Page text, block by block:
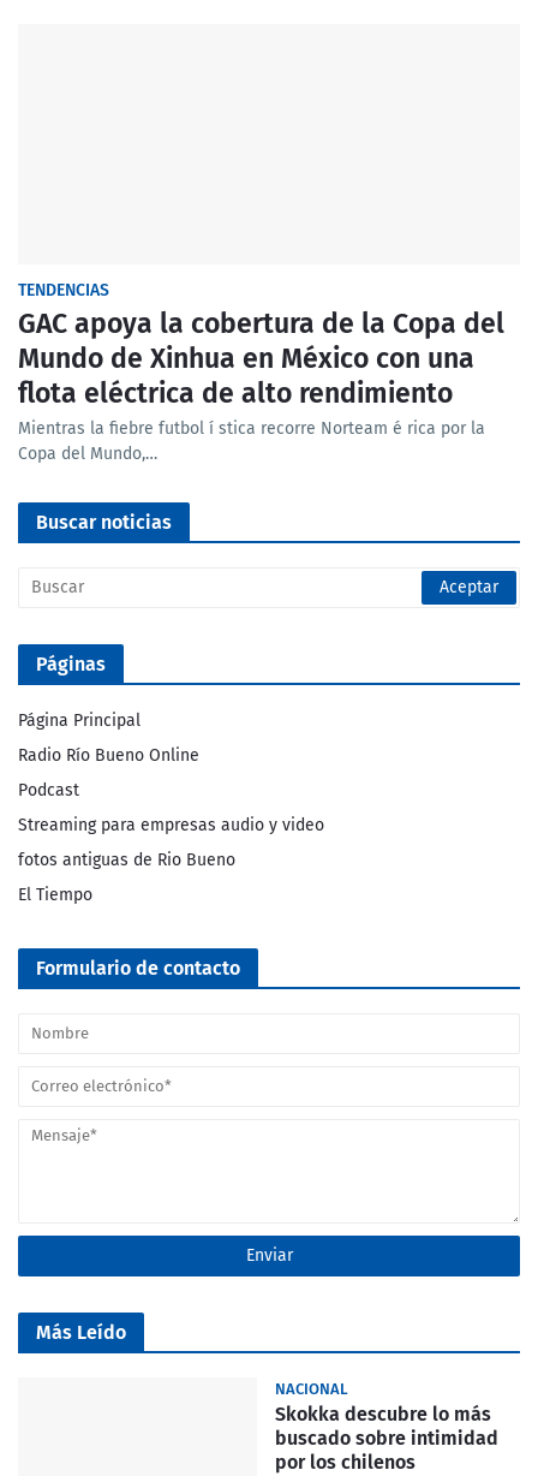
TENDENCIAS
GAC apoya la cobertura de la Copa del
Mundo de Xinhua en México con una
flota eléctrica de alto rendimiento
Mientras la fiebre futbol í stica recorre Norteam é rica por la
Copa del Mundo,…
Buscar noticias
Páginas
Página Principal
Radio Río Bueno Online
Podcast
Streaming para empresas audio y video
fotos antiguas de Rio Bueno
El Tiempo
Formulario de contacto
Más Leído
NACIONAL
Skokka descubre lo más
buscado sobre intimidad
por los chilenos